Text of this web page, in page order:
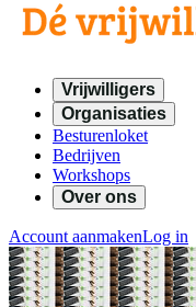
Vrijwilligers
Organisaties
Besturenloket
Bedrijven
Workshops
Over ons
Account aanmakenLog in